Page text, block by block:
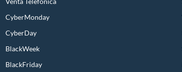
CyberMonday
CyberDay
BlackWeek
BlackFriday